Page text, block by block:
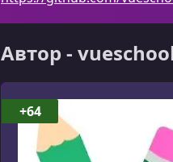
Автор -
+64